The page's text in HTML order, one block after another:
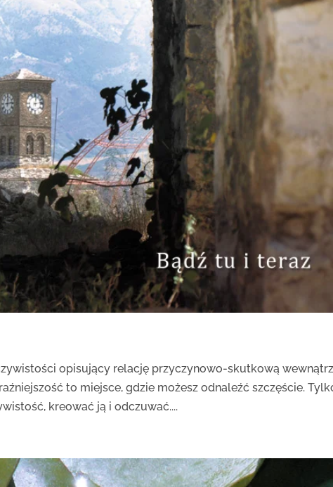
opisujący relację przyczynowo-skutkową
to miejsce, gdzie możesz odnaleźć szczęście.
kreować ją i odczuwać....